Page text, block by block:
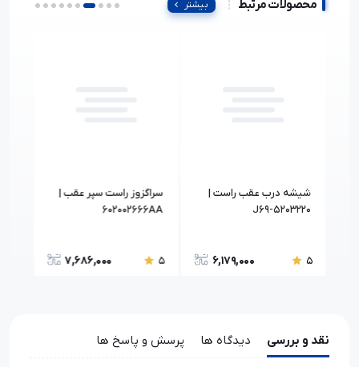
محصولات مرتبط بیشتر
شیشه درب عقب راست |
J69-5203220
5
6,179,000
سراگزوز راست سپر عقب |
602002666AA
5
7,686,000
نقد و بررسی دیدگاه ها پرسش و پاسخ ها